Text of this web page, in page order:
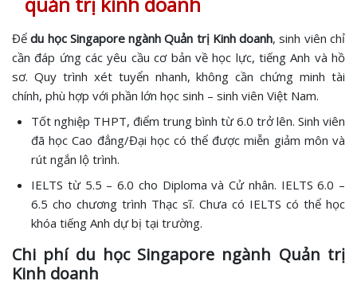
Đểdu học Singapore ngành Quản trị Kinh doanh, sinh viên chỉ
cần đáp ứng các yêu cầu cơ bản về học lực, tiếng Anh và hồ
sơ. Quy trình xét tuyển nhanh, không cần chứng minh tài
chính, phù hợp với phần lớn học sinh – sinh viên Việt Nam.
Tốt nghiệp THPT, điểm trung bình từ 6.0 trở lên. Sinh viên
đã học Cao đẳng/Đại học có thể được miễn giảm môn và
rút ngắn lộ trình.
IELTS từ 5.5 – 6.0 cho Diploma và Cử nhân. IELTS 6.0 –
6.5 cho chương trình Thạc sĩ. Chưa có IELTS có thể học
khóa tiếng Anh dự bị tại trường.
Chi phí du học Singapore ngành Quản trị
Kinh doanh